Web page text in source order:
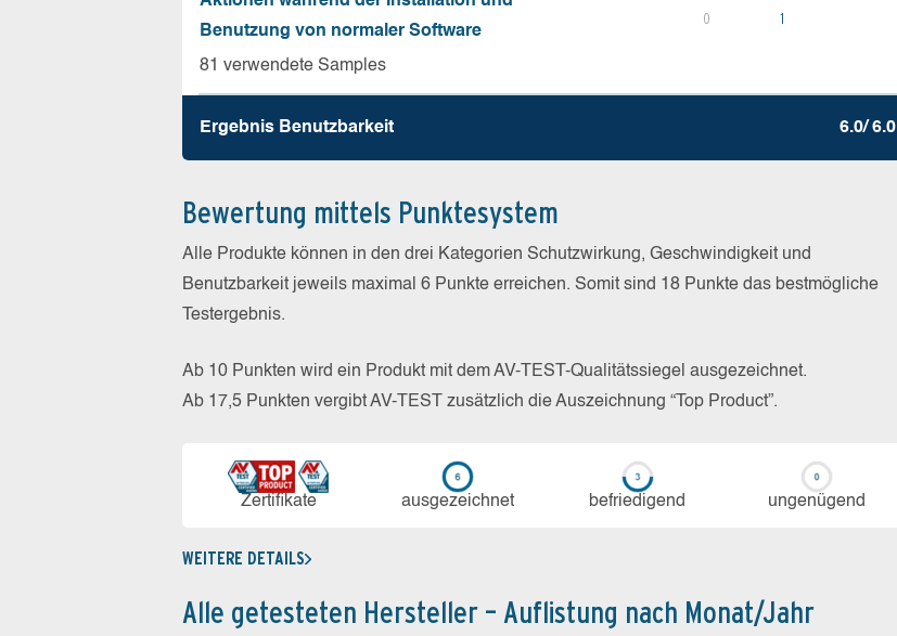
Benutzung von normaler Software
81 verwendete Samples
0 1
Ergebnis Benutz­barkeit 6.0/ 6.0
Bewertung mittels Punktesystem
Alle Produkte können in den drei Kategorien Schutzwirkung, Geschwindigkeit und
Benutzbarkeit jeweils maximal 6 Punkte erreichen. Somit sind 18 Punkte das bestmögliche
Testergebnis.
Ab 10 Punkten wird ein Produkt mit dem AV-TEST-Qualitätssiegel ausgezeichnet.
Ab 17,5 Punkten vergibt AV-TEST zusätzlich die Auszeichnung “Top Product”.
Zerti­fikate aus­ge­zeich­net be­frie­di­gend un­ge­nü­gend
WEITERE DETAILS
Alle getesteten Hersteller – Auflistung nach Monat/Jahr